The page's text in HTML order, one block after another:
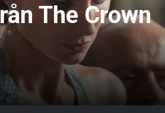
The Crown